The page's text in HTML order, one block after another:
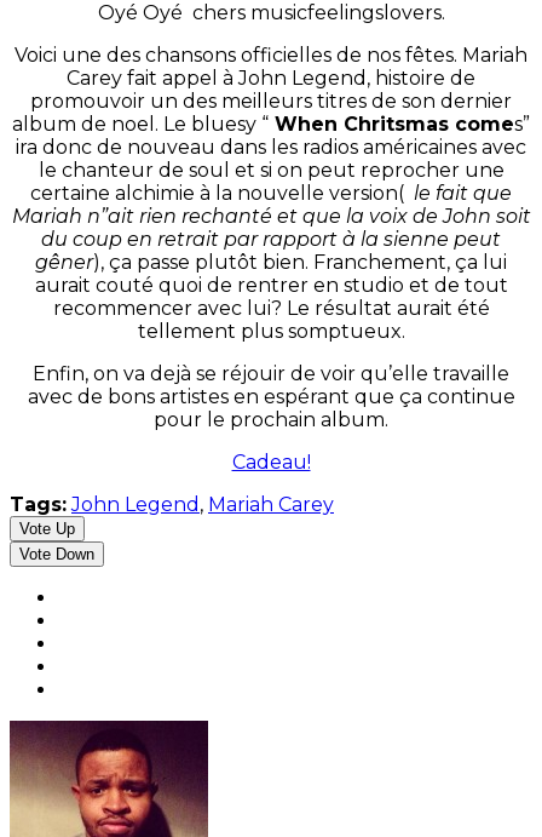
Oyé Oyé chers musicfeelingslovers.
Voici une des chansons officielles de nos fêtes. Mariah
Carey fait appel à John Legend, histoire de
promouvoir un des meilleurs titres de son dernier
album de noel. Le bluesy “ When Chritsmas comes”
ira donc de nouveau dans les radios américaines avec
le chanteur de soul et si on peut reprocher une
certaine alchimie à la nouvelle version( le fait que
Mariah n”ait rien rechanté et que la voix de John soit
du coup en retrait par rapport à la sienne peut
gêner), ça passe plutôt bien. Franchement, ça lui
aurait couté quoi de rentrer en studio et de tout
recommencer avec lui? Le résultat aurait été
tellement plus somptueux.
Enfin, on va dejà se réjouir de voir qu’elle travaille
avec de bons artistes en espérant que ça continue
pour le prochain album.
Cadeau!
Tags: John Legend , Mariah Carey
Vote Up
Vote Down